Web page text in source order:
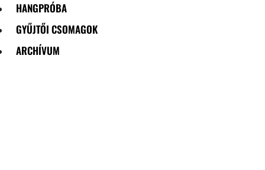
HANGPRÓBA
GYŰJTŐI CSOMAGOK
ARCHÍVUM